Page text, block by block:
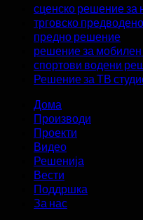
за
пренос
во
живо?
сценско решение за
трговско
предно решение
решение за
спортови водени
Решение за ТВ
Дома
Производи
Проекти
Видео
Решенија
Вести
Поддршка
За нас